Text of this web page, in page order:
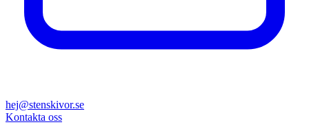
hej@stenskivor.se
Kontakta oss